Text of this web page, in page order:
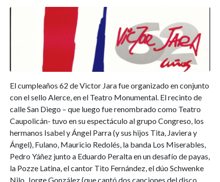
El cumpleaños 62 de Victor Jara fue organizado en conjunto
con el sello Alerce, en el Teatro Monumental. El recinto de
calle San Diego – que luego fue renombrado como Teatro
Caupolicán- tuvo en su espectáculo al grupo Congreso, los
hermanos Isabel y Ángel Parra (y sus hijos Tita, Javiera y
Ángel), Fulano, Mauricio Redolés, la banda Los Miserables,
Pedro Yáñez junto a Eduardo Peralta en un desafío de payas,
la Pozze Latina, el cantor Tito Fernández, el dúo Schwenke
Nilo, Jorge González (que cantó dos canciones del disco